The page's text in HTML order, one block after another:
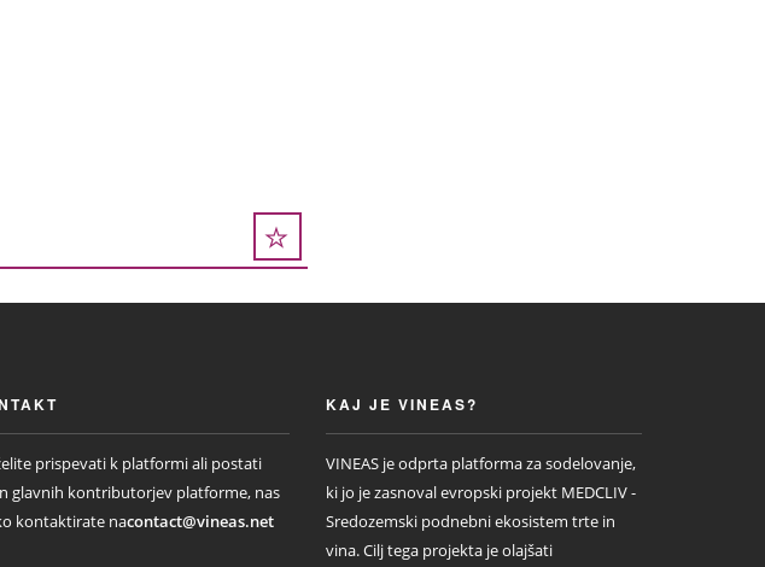
prispevati k platformi ali postati
glavnih kontributorjev platforme, nas
kontaktirate nacontact@vineas.net
KAJ JE VINEAS?
VINEAS je odprta platforma za sodelovanje,
ki jo je zasnoval evropski projekt MEDCLIV -
Sredozemski podnebni ekosistem trte in
vina. Cilj tega projekta je olajšati